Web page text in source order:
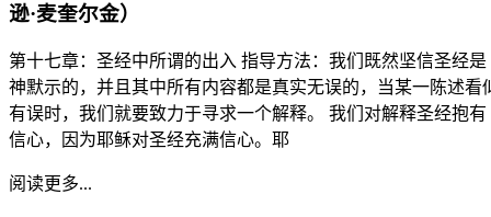
逊·麦奎尔金）
第十七章：圣经中所谓的出入 指导方法：我们既然坚信圣经是
神默示的，并且其中所有内容都是真实无误的，当某一陈述看
有误时，我们就要致力于寻求一个解释。 我们对解释圣经抱有
信心，因为耶稣对圣经充满信心。耶
阅读更多...